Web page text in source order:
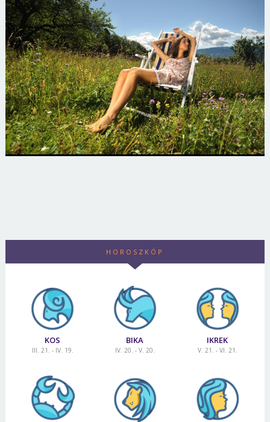
HOROSZKÓP
KOS
III. 21. - IV. 19.
BIKA
IV. 20. - V. 20.
IKREK
V. 21. - VI. 21.